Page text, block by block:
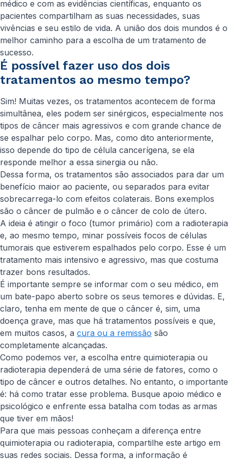
médico e com as evidências científicas, enquanto os
pacientes compartilham as suas necessidades, suas
vivências e seu estilo de vida. A união dos dois mundos é o
melhor caminho para a escolha de um tratamento de
sucesso.
É possível fazer uso dos dois
tratamentos ao mesmo tempo?
Sim! Muitas vezes, os tratamentos acontecem de forma
simultânea, eles podem ser sinérgicos, especialmente nos
tipos de câncer mais agressivos e com grande chance de
se espalhar pelo corpo. Mas, como dito anteriormente,
isso depende do tipo de célula cancerígena, se ela
responde melhor a essa sinergia ou não.
Dessa forma, os tratamentos são associados para dar um
benefício maior ao paciente, ou separados para evitar
sobrecarrega-lo com efeitos colaterais. Bons exemplos
são o câncer de pulmão e o câncer de colo de útero.
A ideia é atingir o foco (tumor primário) com a radioterapia
e, ao mesmo tempo, minar possíveis focos de células
tumorais que estiverem espalhados pelo corpo. Esse é um
tratamento mais intensivo e agressivo, mas que costuma
trazer bons resultados.
É importante sempre se informar com o seu médico, em
um bate-papo aberto sobre os seus temores e dúvidas. E,
claro, tenha em mente de que o câncer é, sim, uma
doença grave, mas que há tratamentos possíveis e que,
em muitos casos, a cura ou a remissão são
completamente alcançadas.
Como podemos ver, a escolha entre quimioterapia ou
radioterapia dependerá de uma série de fatores, como o
tipo de câncer e outros detalhes. No entanto, o importante
é: há como tratar esse problema. Busque apoio médico e
psicológico e enfrente essa batalha com todas as armas
que tiver em mãos!
Para que mais pessoas conheçam a diferença entre
quimioterapia ou radioterapia, compartilhe este artigo em
suas redes sociais. Dessa forma, a informação é